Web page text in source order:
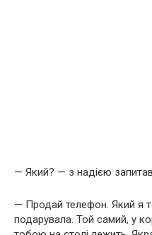
— Який? — з надією
— Продай телефон. Який я
подарувала. Той самий, у